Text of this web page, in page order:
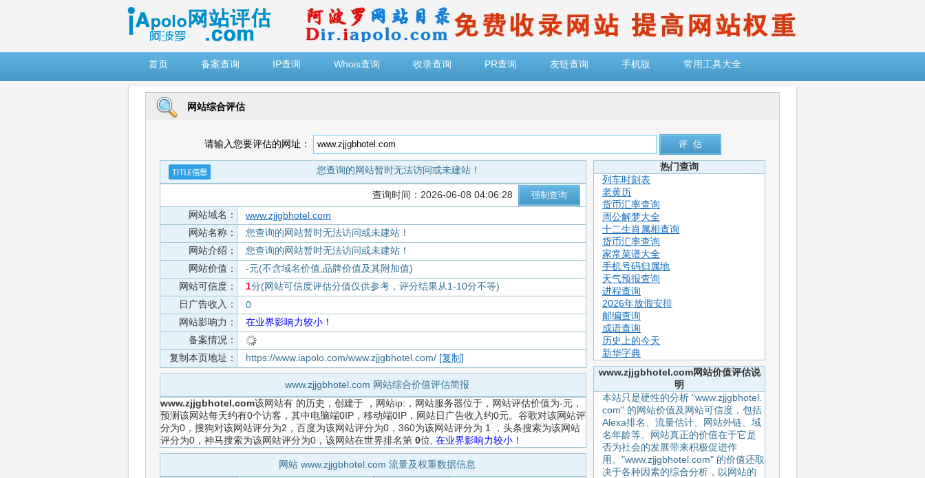
首页
备案查询 IP查询 Whois查询 收录查询 PR查询 友链查询 手机版 常用工具大全
网站综合评估
请输入您要评估的网址：
您查询的网站暂时无法访问或未建站！
查询时间：2026-06-08 04:06:28
网站域名：
www.zjjgbhotel.com
网站名称：
您查询的网站暂时无法访问或未建站！
网站介绍：
您查询的网站暂时无法访问或未建站！
网站价值：
-元(不含域名价值,品牌价值及其附加值)
网站可信度：
1分(网站可信度评估分值仅供参考，评分结果从1-10分不等)
日广告收入：
0
网站影响力：
在业界影响力较小！
备案情况：
复制本页地址：
https://www.iapolo.com/www.zjjgbhotel.com/ [复制]
www.zjjgbhotel.com 网站综合价值评估简报
www.zjjgbhotel.com该网站有 的历史，创建于
，网站ip:，网站服务器位于，网站评估价值为-元，
预测该网站每天约有0个访客，其中电脑端0IP，移动端0IP，网站日广告收入约0元。谷歌对该网站评
分为0，搜狗对该网站评分为2，百度为该网站评分为0，360为该网站评分为 1 ，头条搜索为该网站
评分为0，神马搜索为该网站评分为0，该网站在世界排名第 0位, 在业界影响力较小！
网站 www.zjjgbhotel.com 流量及权重数据信息
热门查询
列车时刻表
老黄历
货币汇率查询
周公解梦大全
十二生肖属相查询
货币汇率查询
家常菜谱大全
手机号码归属地
天气预报查询
进程查询
2026年放假安排
邮编查询
成语查询
历史上的今天
新华字典
www.zjjgbhotel.com网站价值评估说
明
本站只是硬性的分析 "www.zjjgbhotel.
com" 的网站价值及网站可信度，包括
Alexa排名、流量估计、网站外链、域
名年龄等。网站真正的价值在于它是
否为社会的发展带来积极促进作
用。"www.zjjgbhotel.com" 的价值还取
决于各种因素的综合分析，以网站的